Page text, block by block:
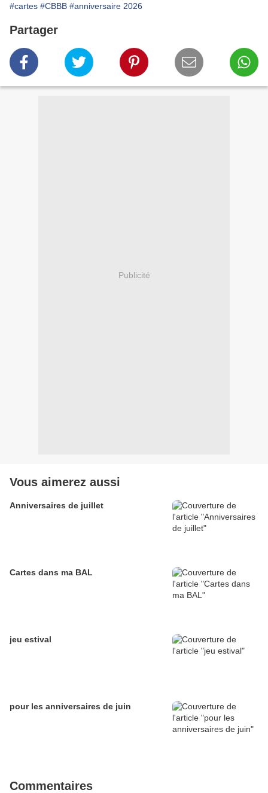
#cartes #CBBB #anniversaire 2026
Partager
Publicité
Vous aimerez aussi
Anniversaires de juillet
Cartes dans ma BAL
jeu estival
pour les anniversaires de juin
Commentaires